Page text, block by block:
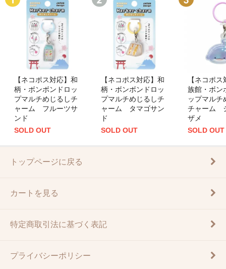
【ネコポス対応】和
柄・ボンボンドロッ
プマルチめじるしチ
ャーム フルーツサ
ンド
SOLD OUT
【ネコポス対応】和
柄・ボンボンドロッ
プマルチめじるしチ
ャーム タマゴサン
ド
SOLD OUT
【ネコポ
族館・ボン
ップマルチ
チャーム
ザメ
SOLD OUT
トップページに戻る
カートを見る
特定商取引法に基づく表記
プライバシーポリシー